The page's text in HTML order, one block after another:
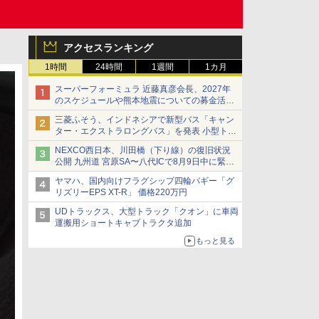
アクセスランキング
1時間 24時間 1週間 1カ月
スーパーフォーミュラ 近藤真彦会長、2027年
のスケジュールや熊本地震についての募金活動
を紹介
三菱ふそう、インドネシアで新型バス「キャン
ター・エクストラロングバス」を発表 小型トラ
ックベースの観光・旅客輸送向けバス
NEXCO西日本、川田橋（下り線）の復旧状況
公開 九州道 宮原SA〜八代ICで8月9日中に緊急
車両を通行可能に
ヤマハ、国内向けフラグシップ四輪バギー「グ
リズリーEPS XT-R」 価格220万円
UDトラックス、大型トラック「クオン」に車両
運搬用ショートキャブトラクタ追加
もっと見る